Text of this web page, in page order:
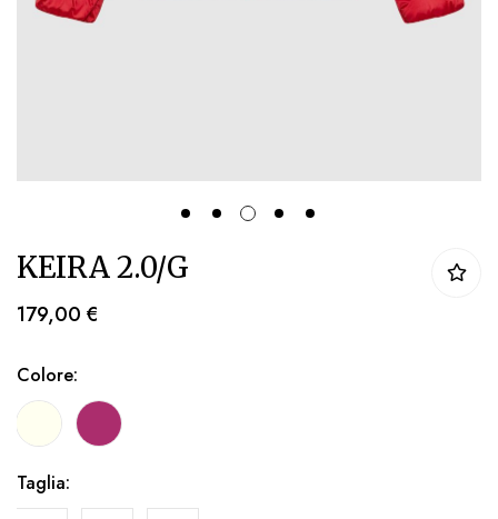
all'inizio
della
galleria
di
immagini
KEIRA 2.0/G
179,00 €
Colore
Taglia